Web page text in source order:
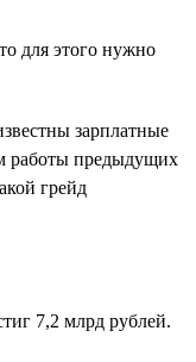
для этого нужно
зарплатные
работы предыдущих
грейд
7,2 млрд рублей.